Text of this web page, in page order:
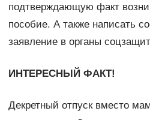
подтверждающую факт
пособие. А также написать
заявление в органы
ИНТЕРЕСНЫЙ ФАКТ!
Декретный отпуск вместо